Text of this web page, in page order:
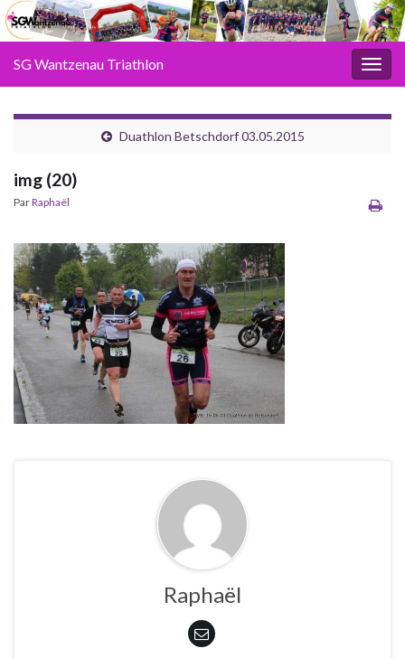
SG Wantzenau Triathlon
Duathlon Betschdorf 03.05.2015
img (20)
ParRaphaël
Raphaël